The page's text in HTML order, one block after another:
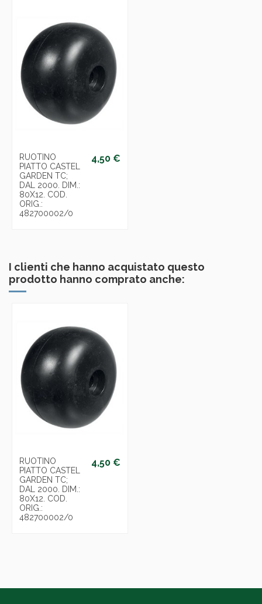
RUOTINO
PIATTO CASTEL
GARDEN TC;
DAL 2000. DIM.:
80X12. COD.
ORIG.:
482700002/0
4,50 €
I clienti che hanno acquistato questo
prodotto hanno comprato anche:
RUOTINO
PIATTO CASTEL
GARDEN TC;
DAL 2000. DIM.:
80X12. COD.
ORIG.:
482700002/0
4,50 €